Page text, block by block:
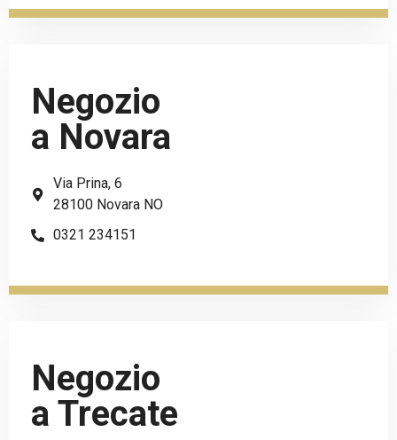
Negozio
a Novara
Via Prina, 6
28100 Novara NO
0321 234151
Negozio
a Trecate